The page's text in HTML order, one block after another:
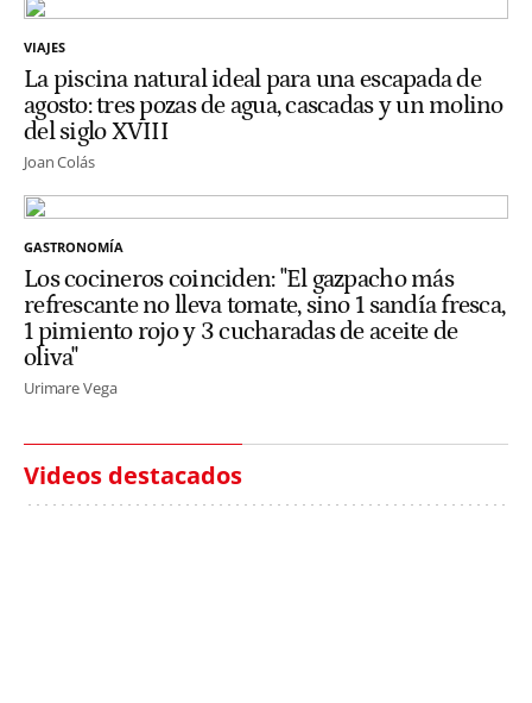
VIAJES
La piscina natural ideal para una escapada de
agosto: tres pozas de agua, cascadas y un molino
del siglo XVIII
Joan Colás
GASTRONOMÍA
Los cocineros coinciden: "El gazpacho más
refrescante no lleva tomate, sino 1 sandía fresca,
1 pimiento rojo y 3 cucharadas de aceite de
oliva"
Urimare Vega
Videos destacados